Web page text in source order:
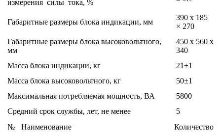
измерения силы тока, %
Габаритные размеры блока индикации, мм
390 х 185
× 270
Габаритные размеры блока высоковольтного,
мм
450 х 560 х
340
Масса блока индикации, кг
21±1
Масса блока высоковольтного, кг
50±1
Максимальная потребляемая мощность, ВА
5800
Средний срок службы, лет, не менее
5
№
Наименование
Количество